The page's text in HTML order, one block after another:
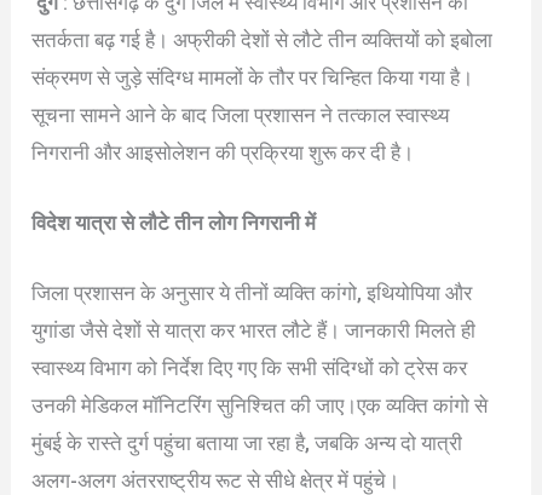
सतर्कता बढ़ गई है। अफ्रीकी देशों से लौटे तीन व्यक्तियों को इबोला
संक्रमण से जुड़े संदिग्ध मामलों के तौर पर चिन्हित किया गया है।
सूचना सामने आने के बाद जिला प्रशासन ने तत्काल स्वास्थ्य
निगरानी और आइसोलेशन की प्रक्रिया शुरू कर दी है।
विदेश यात्रा से लौटे तीन लोग निगरानी में
जिला प्रशासन के अनुसार ये तीनों व्यक्ति कांगो, इथियोपिया और
युगांडा जैसे देशों से यात्रा कर भारत लौटे हैं। जानकारी मिलते ही
स्वास्थ्य विभाग को निर्देश दिए गए कि सभी संदिग्धों को ट्रेस कर
उनकी मेडिकल मॉनिटरिंग सुनिश्चित की जाए।एक व्यक्ति कांगो से
मुंबई के रास्ते दुर्ग पहुंचा बताया जा रहा है, जबकि अन्य दो यात्री
अलग-अलग अंतरराष्ट्रीय रूट से सीधे क्षेत्र में पहुंचे।